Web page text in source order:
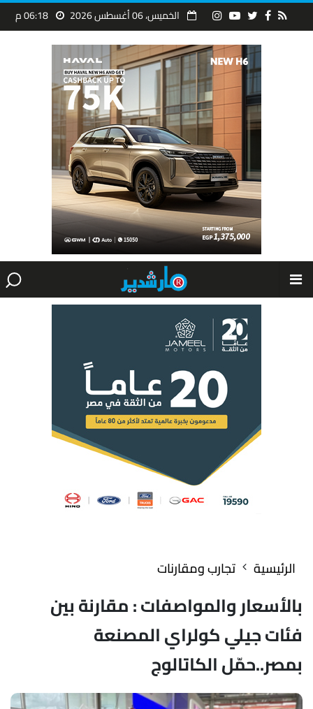
الخميس، 06 أغسطس 2026
الرئيسية تجارب ومقارنات
بالأسعار والمواصفات : مقارنة بين
فئات جيلي كولراي المصنعة
بمصر..حمّل الكاتالوج